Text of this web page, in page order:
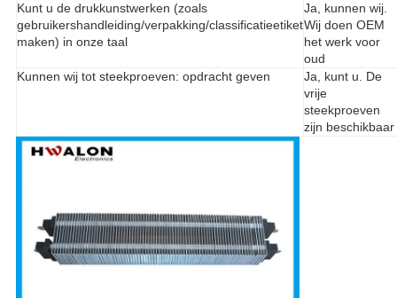
Kunt u de drukkunstwerken (zoals
gebruikershandleiding/verpakking/classificatieetiket
maken) in onze taal
Ja, kunnen wij.
Wij doen OEM
het werk voor
oud
Kunnen wij tot steekproeven: opdracht geven
Ja, kunt u. De
vrije
steekproeven
zijn beschikbaar